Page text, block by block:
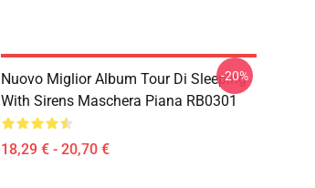
Nuovo Miglior Album Tour Di Sleeping
With Sirens Maschera Piana RB0301
18,29 € - 20,70 €
-20%